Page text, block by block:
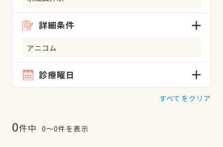
詳細条件
アニコム
診療曜日
すべてをクリア
0件中 0〜0件を表示